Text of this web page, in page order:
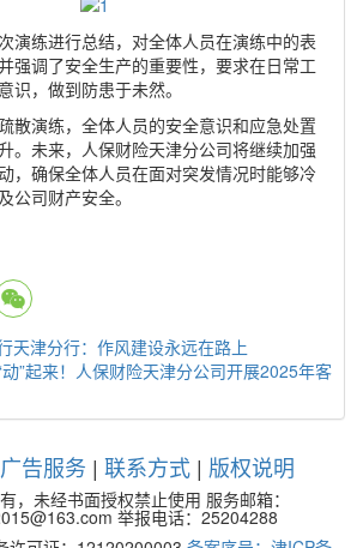
演练进行总结，对全体人员在演练中的表
强调了安全生产的重要性，要求在日常工
识，做到防患于未然。
散演练，全体人员的安全意识和应急处置
。未来，人保财险天津分公司将继续加强
，确保全体人员在面对突发情况时能够冷
公司财产安全。
天津分行：作风建设永远在路上
”起来！人保财险天津分公司开展2025年客
广告服务 | 联系方式| 版权说明
，未经书面授权禁止使用 服务邮箱：
举报电话：25204288